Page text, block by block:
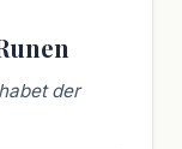
der